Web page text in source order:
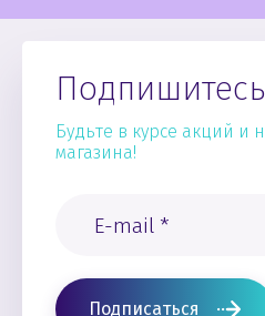
Будьте в курсе акций и
магазина!
Подписаться